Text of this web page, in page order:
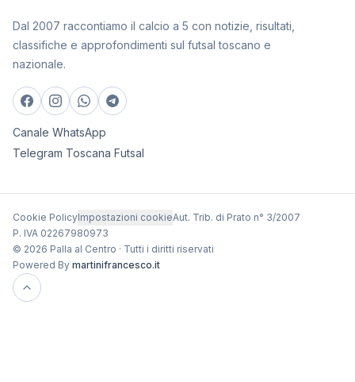
Dal 2007 raccontiamo il calcio a 5 con notizie, risultati,
classifiche e approfondimenti sul futsal toscano e
nazionale.
Canale WhatsApp
Telegram Toscana Futsal
Cookie PolicyImpostazioni cookieAut. Trib. di Prato n° 3/2007
P. IVA 02267980973
© 2026 Palla al Centro · Tutti i diritti riservati
Powered By martinifrancesco.it